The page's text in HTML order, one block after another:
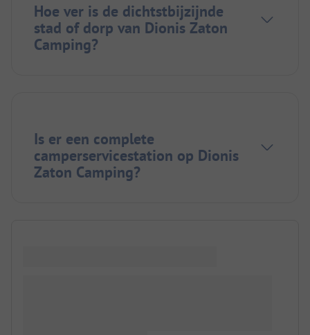
Hoe ver is de dichtstbijzijnde
stad of dorp van Dionis Zaton
Camping?
Is er een complete
camperservicestation op Dionis
Zaton Camping?